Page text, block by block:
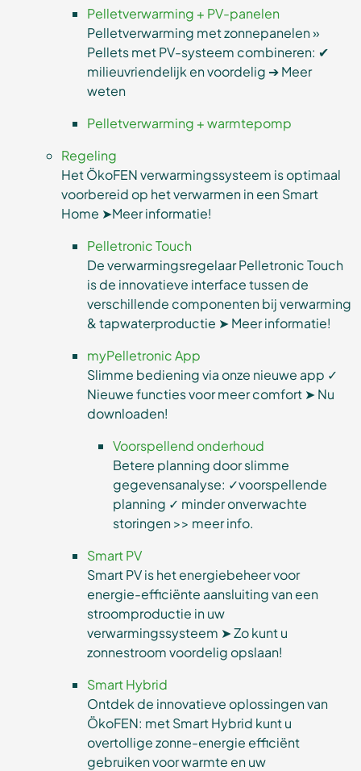
Pelletverwarming + PV-panelen
Pelletverwarming met zonnepanelen »
Pellets met PV-systeem combineren: ✔
milieuvriendelijk en voordelig ➔ Meer
weten
Pelletverwarming + warmtepomp
Regeling
Het ÖkoFEN verwarmingssysteem is optimaal
voorbereid op het verwarmen in een Smart
Home ➤Meer informatie!
Pelletronic Touch
De verwarmingsregelaar Pelletronic Touch
is de innovatieve interface tussen de
verschillende componenten bij verwarming
& tapwaterproductie ➤ Meer informatie!
myPelletronic App
Slimme bediening via onze nieuwe app ✓
Nieuwe functies voor meer comfort ➤ Nu
downloaden!
Voorspellend onderhoud
Betere planning door slimme
gegevensanalyse: ✓voorspellende
planning ✓ minder onverwachte
storingen >> meer info.
Smart PV
Smart PV is het energiebeheer voor
energie-efficiënte aansluiting van een
stroomproductie in uw
verwarmingssysteem ➤ Zo kunt u
zonnestroom voordelig opslaan!
Smart Hybrid
Ontdek de innovatieve oplossingen van
ÖkoFEN: met Smart Hybrid kunt u
overtollige zonne-energie efficiënt
gebruiken voor warmte en uw